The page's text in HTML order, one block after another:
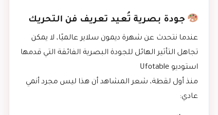
جودة بصرية تُعيد تعريف فن التحريك
عندما نتحدث عن شهرة ديمون سلاير عالميًا، لا يمكن
تجاهل التأثير الهائل للجودة البصرية الفائقة التي قدمها
استوديو Ufotable
منذ أول لقطة، شعر المشاهد أن هذا ليس مجرد أنمي
عادي: